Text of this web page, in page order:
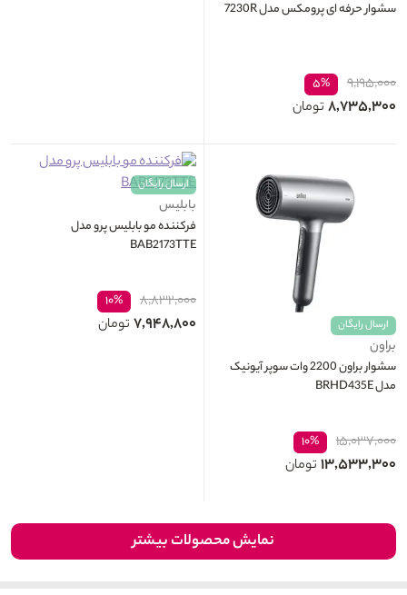
سشوار حرفه ای پرومکس مدل 7230R
۹,۱۹۵,۰۰۰ ۵%
۸,۷۳۵,۳۰۰ تومان
ارسال رایگان
براون
سشوار براون 2200 وات سوپر آيونيک
مدل BRHD435E
۱۵,۰۳۷,۰۰۰ ۱۰%
۱۳,۵۳۳,۳۰۰ تومان
ارسال رایگان
بابلیس
فرکننده مو بابلیس پرو مدل
BAB2173TTE
۸,۸۳۲,۰۰۰ ۱۰%
۷,۹۴۸,۸۰۰ تومان
نمایش محصولات بیشتر